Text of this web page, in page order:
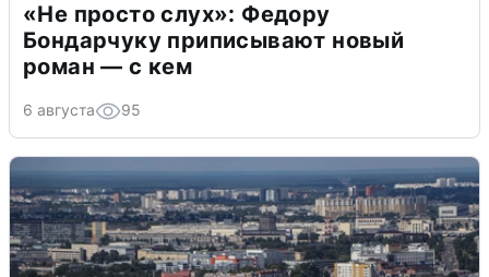
«Не просто слух»: Федору
Бондарчуку приписывают новый
роман — с кем
6 августа 95